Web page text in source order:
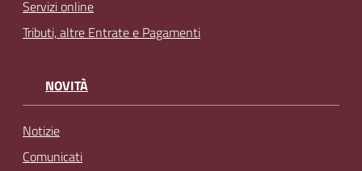
Servizi online
Tributi, altre Entrate e Pagamenti
NOVITÀ
Notizie
Comunicati